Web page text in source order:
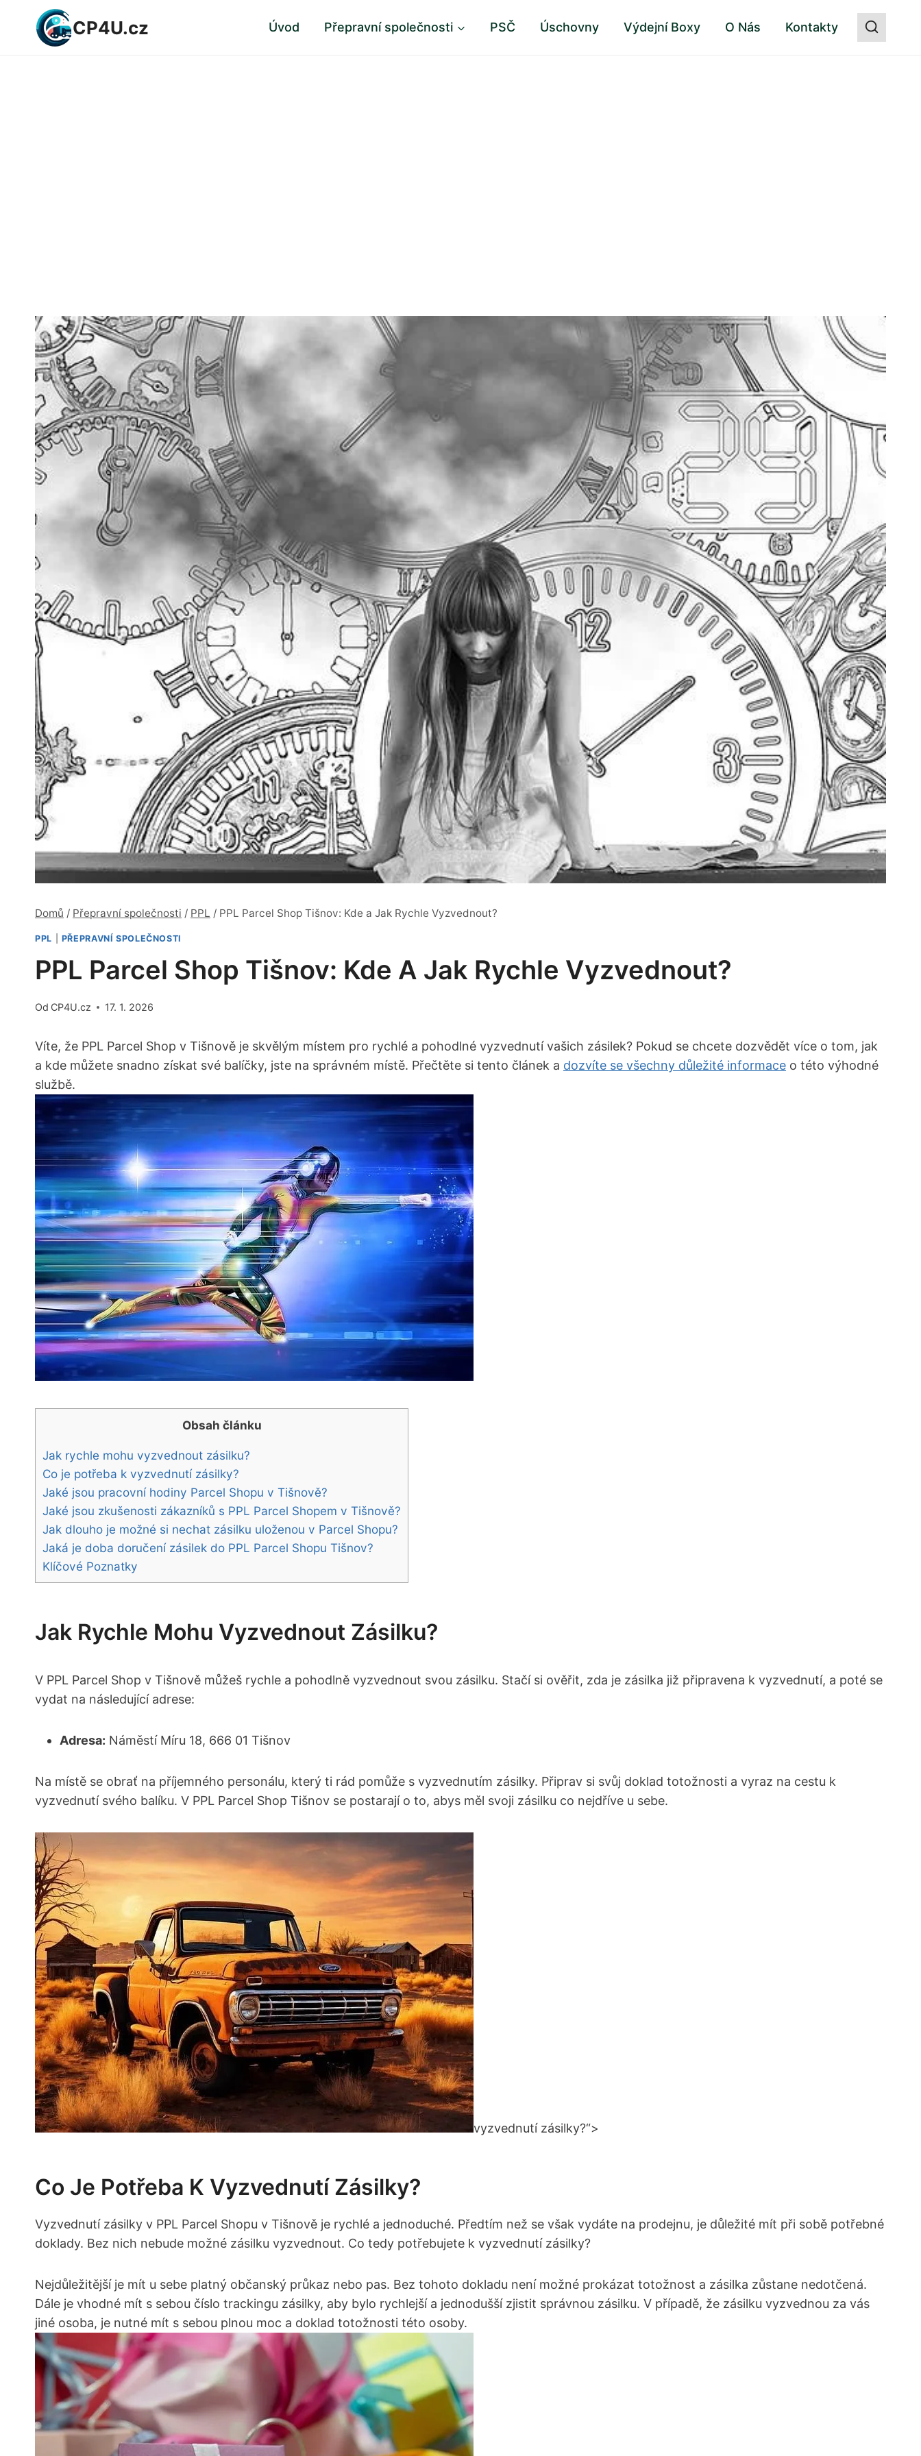
Přeskočit
CP4U.cz Úvod Přepravní společnosti PSČ Úschovny Výdejní Boxy O Nás Kontakty
Domů / Přepravní společnosti / PPL / PPL Parcel Shop Tišnov: Kde a Jak Rychle Vyzvednout?
PPL PŘEPRAVNÍ SPOLEČNOSTI
PPL Parcel Shop Tišnov: Kde A Jak Rychle Vyzvednout?
Od CP4U.cz 17. 1. 2026
Víte, že PPL Parcel Shop v Tišnově je skvělým místem pro rychlé a pohodlné vyzvednutí vašich zásilek? Pokud se chcete dozvědět více o tom, jak
a kde můžete snadno získat své balíčky, jste na správném místě. Přečtěte si tento článek a dozvíte se všechny důležité informace o této výhodné
službě.
Obsah článku
Jak rychle mohu vyzvednout zásilku?
Co je potřeba k vyzvednutí zásilky?
Jaké jsou pracovní hodiny Parcel Shopu v Tišnově?
Jaké jsou zkušenosti zákazníků s PPL Parcel Shopem v Tišnově?
Jak dlouho je možné si nechat zásilku uloženou v Parcel Shopu?
Jaká je doba doručení zásilek do PPL Parcel Shopu Tišnov?
Klíčové Poznatky
Jak Rychle Mohu Vyzvednout Zásilku?
V PPL Parcel Shop v Tišnově můžeš rychle a pohodlně vyzvednout svou zásilku. Stačí si ověřit, zda je zásilka již připravena k vyzvednutí, a poté se
vydat na následující adrese:
Adresa: Náměstí Míru 18, 666 01 Tišnov
Na místě se obrať na příjemného personálu, který ti rád pomůže s vyzvednutím zásilky. Připrav si svůj doklad totožnosti a vyraz na cestu k
vyzvednutí svého balíku. V PPL Parcel Shop Tišnov se postarají o to, abys měl svoji zásilku co nejdříve u sebe.
vyzvednutí zásilky?“>
Co Je Potřeba K Vyzvednutí Zásilky?
Vyzvednutí zásilky v PPL Parcel Shopu v Tišnově je rychlé a jednoduché. Předtím než se však vydáte na prodejnu, je důležité mít při sobě potřebné
doklady. Bez nich nebude možné zásilku vyzvednout. Co tedy potřebujete k vyzvednutí zásilky?
Nejdůležitější je mít u sebe platný občanský průkaz nebo pas. Bez tohoto dokladu není možné prokázat totožnost a zásilka zůstane nedotčená.
Dále je vhodné mít s sebou číslo trackingu zásilky, aby bylo rychlejší a jednodušší zjistit správnou zásilku. V případě, že zásilku vyzvednou za vás
jiné osoba, je nutné mít s sebou plnou moc a doklad totožnosti této osoby.